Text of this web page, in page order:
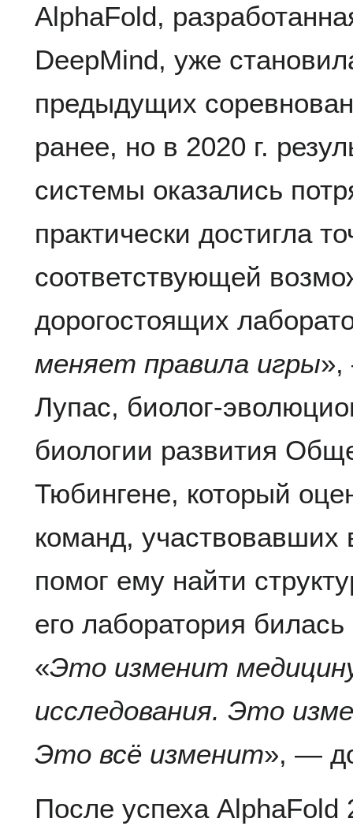
AlphaFold,
DeepMind, уже
предыдущих
ранее, но в 2020 г.
системы оказались
практически достигла
соответствующей
дорогостоящих
меняет правила игры»,
Лупас, биолог-
биологии развития
Тюбингене, который
команд, участвовавших
помог ему найти
его лаборатория
«Это изменит
исследования. Это
Это всё изменит», —
После успеха